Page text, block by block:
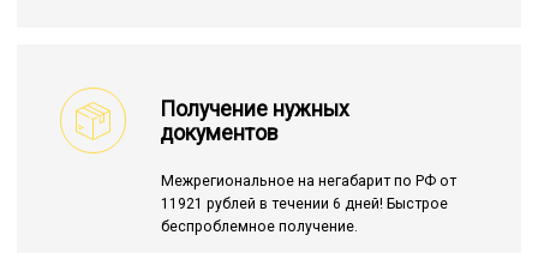
Получение нужных
документов
Межрегиональное на негабарит по РФ от
11921 рублей в течении 6 дней! Быстрое
беспроблемное получение.